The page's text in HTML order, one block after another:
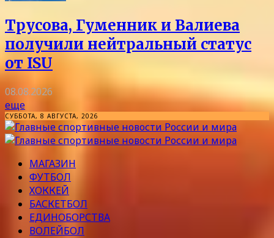
Трусова, Гуменник и Валиева
получили нейтральный статус
от ISU
08.08.2026
еще
СУББОТА, 8 АВГУСТА, 2026
МАГАЗИН
ФУТБОЛ
ХОККЕЙ
БАСКЕТБОЛ
ЕДИНОБОРСТВА
ВОЛЕЙБОЛ